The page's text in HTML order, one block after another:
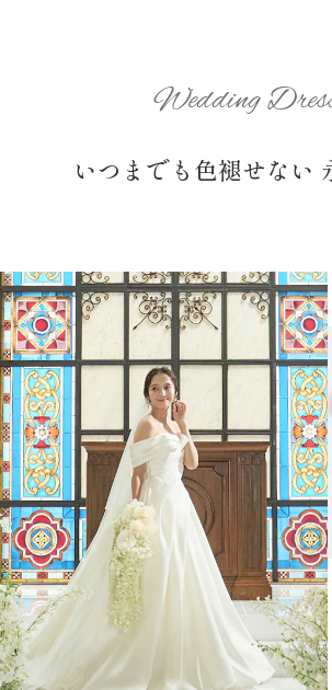
Wedding
いつまでも色褪せない